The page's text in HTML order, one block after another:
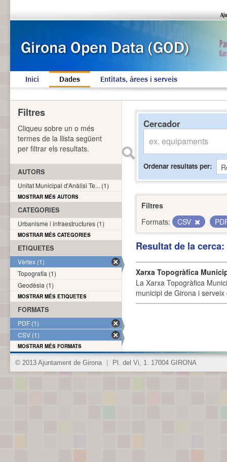
Inici Dades Entitats, àrees i serveis
Cercador
Ordenar resultats per
Filtres
Formats:
CSV
Resultat de la
Xarxa Topogràfica
La Xarxa Topogràfica
municipi de Girona i
Filtres
Cliqueu sobre un o més
termes de la llista següent
per filtrar els resultats.
AUTORS
Unitat Municipal d'Anàlisi Te... (1)
MOSTRAR MÉS AUTORS
CATEGORIES
Urbanisme i infraestructures (1)
MOSTRAR MÉS CATEGORIES
ETIQUETES
Vèrtex (1)
Topografia (1)
Geodèsia (1)
MOSTRAR MÉS ETIQUETES
FORMATS
PDF (1)
CSV (1)
MOSTRAR MÉS FORMATS
© 2013 Ajuntament de Girona Pl. del Vi, 1. 17004 GIRONA